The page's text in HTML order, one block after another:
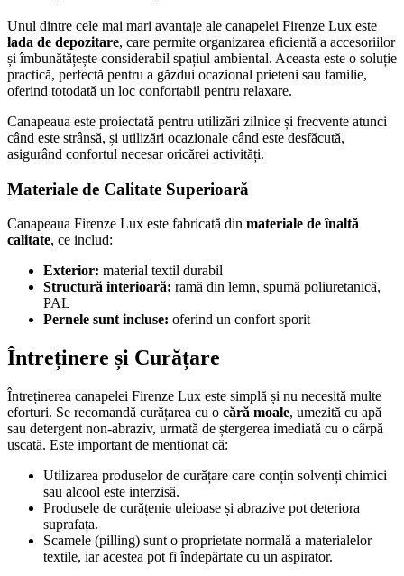
Unul dintre cele mai mari avantaje ale canapelei Firenze Lux este
lada de depozitare, care permite organizarea eficientă a accesoriilor
și îmbunătățește considerabil spațiul ambiental. Aceasta este o soluție
practică, perfectă pentru a găzdui ocazional prieteni sau familie,
oferind totodată un loc confortabil pentru relaxare.
Canapeaua este proiectată pentru utilizări zilnice și frecvente atunci
când este strânsă, și utilizări ocazionale când este desfăcută,
asigurând confortul necesar oricărei activități.
Materiale de Calitate Superioară
Canapeaua Firenze Lux este fabricată din materiale de înaltă
calitate, ce includ:
Exterior: material textil durabil
Structură interioară: ramă din lemn, spumă poliuretanică,
PAL
Pernele sunt incluse: oferind un confort sporit
Întreținere și Curățare
Întreținerea canapelei Firenze Lux este simplă și nu necesită multe
eforturi. Se recomandă curățarea cu o cără moale, umezită cu apă
sau detergent non-abraziv, urmată de ștergerea imediată cu o cârpă
uscată. Este important de menționat că:
Utilizarea produselor de curățare care conțin solvenți chimici
sau alcool este interzisă.
Produsele de curățenie uleioase și abrazive pot deteriora
suprafața.
Scamele (pilling) sunt o proprietate normală a materialelor
textile, iar acestea pot fi îndepărtate cu un aspirator.